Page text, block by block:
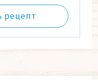
рецепт